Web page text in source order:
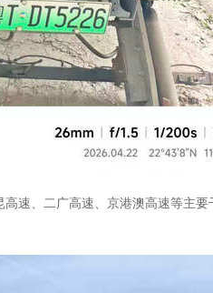
速、二广高速、京港澳高速等主